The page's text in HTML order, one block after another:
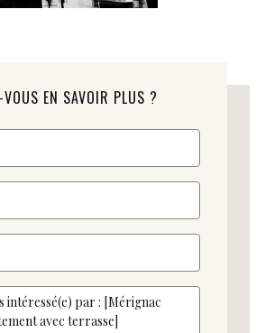
EN SAVOIR PLUS ?